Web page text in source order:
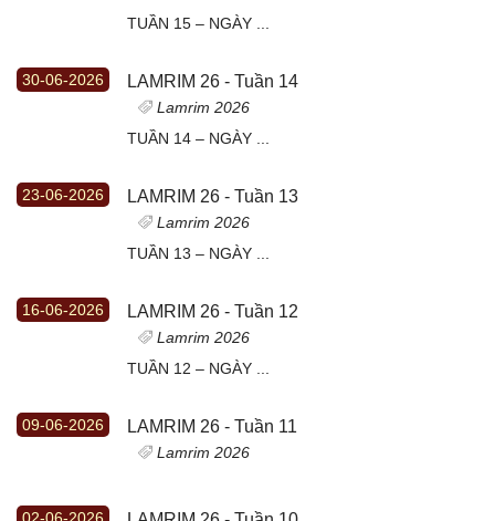
TUẦN 15 – NGÀY ...
30-06-2026 LAMRIM 26 - Tuần 14
Lamrim 2026
TUẦN 14 – NGÀY ...
23-06-2026 LAMRIM 26 - Tuần 13
Lamrim 2026
TUẦN 13 – NGÀY ...
16-06-2026 LAMRIM 26 - Tuần 12
Lamrim 2026
TUẦN 12 – NGÀY ...
09-06-2026 LAMRIM 26 - Tuần 11
Lamrim 2026